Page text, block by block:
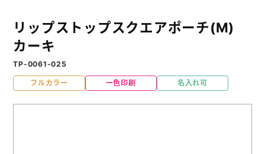
商品一覧
ご利用ガイド
入稿ガイド
リップストップスクエアポーチ(M)
カーキ
TP-0061-025
フルカラー 一色印刷 名入れ可